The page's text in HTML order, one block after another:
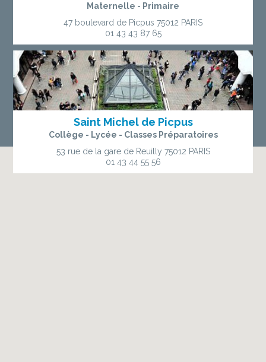
Maternelle - Primaire
47 boulevard de Picpus 75012 PARIS
01 43 43 87 65
Saint Michel de Picpus
Collège - Lycée - Classes Préparatoires
53 rue de la gare de Reuilly 75012 PARIS
01 43 44 55 56